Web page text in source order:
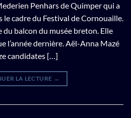
Penhars de Quimper qui a
le cadre du Festival de Cornouaille.
du balcon du musée breton. Elle
l’année dernière. Aël-Anna Mazé
candidates […]
LA LECTURE →